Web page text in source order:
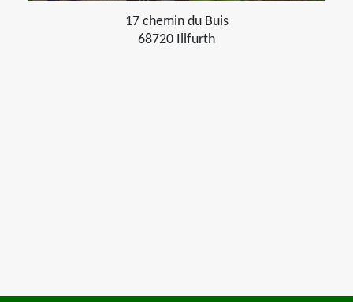
17 chemin du Buis
68720 Illfurth